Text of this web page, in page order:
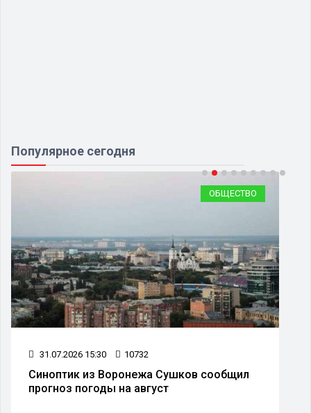
Популярное сегодня
ОБЩЕСТВО
31.07.2026 15:30 10732
Синоптик из Воронежа Сушков сообщил
прогноз погоды на август